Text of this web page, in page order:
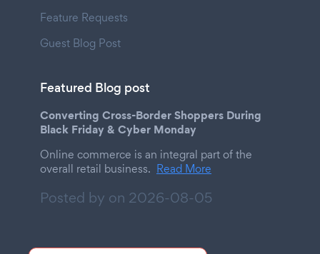
Feature Requests
Guest Blog Post
Featured Blog post
Converting Cross-Border Shoppers During
Black Friday & Cyber Monday
Online commerce is an integral part of the
overall retail business. Read More
Posted by on 2026-08-05